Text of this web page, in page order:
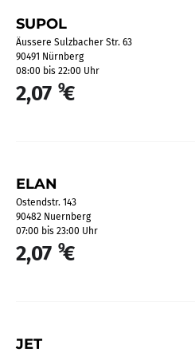
SUPOL
Äussere Sulzbacher Str. 63
90491 Nürnberg
08:00 bis 22:00 Uhr
2,07 9€
ELAN
Ostendstr. 143
90482 Nuernberg
07:00 bis 23:00 Uhr
2,07 9€
JET